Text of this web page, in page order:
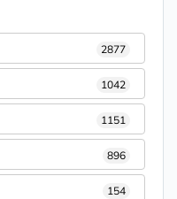
2877
1042
1151
896
154